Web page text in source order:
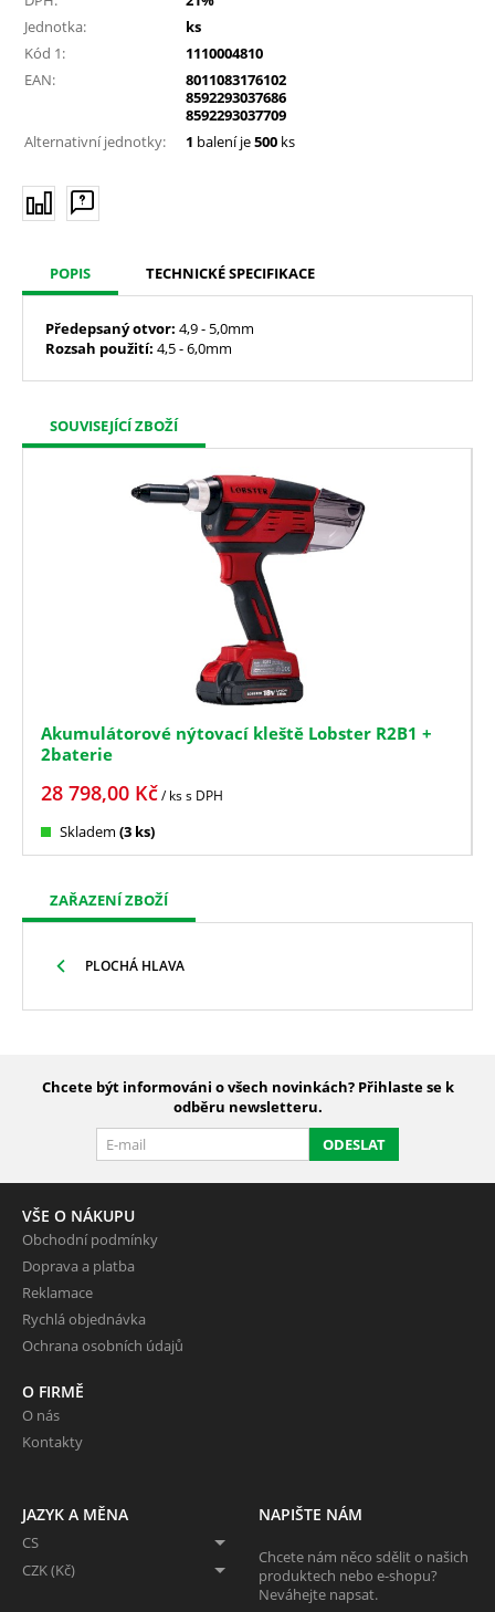
Jednotka:
ks
Kód 1:
1110004810
EAN:
8011083176102
8592293037686
8592293037709
Alternativní jednotky:
1 balení je500 ks
POPIS TECHNICKÉ SPECIFIKACE
Předepsanýotvor: 4,9 - 5,0mm
Rozsah použití: 4,5 - 6,0mm
SOUVISEJÍCÍ ZBOŽÍ
Akumulátorové nýtovací kleště Lobster R2B1 +
2baterie
28 798,00 Kč/ kss DPH
Skladem (3 ks)
ZAŘAZENÍ ZBOŽÍ
PLOCHÁ HLAVA
Chcete být informováni o všech novinkách? Přihlaste se k
odběru newsletteru.
ODESLAT
VŠE O NÁKUPU
Obchodní podmínky
Doprava a platba
Reklamace
Rychlá objednávka
Ochrana osobních údajů
O FIRMĚ
O nás
Kontakty
JAZYK A MĚNA
CS
CZK (Kč)
NAPIŠTE NÁM
Chcete nám něco sdělit o našich
produktech nebo e-shopu?
Neváhejte napsat.